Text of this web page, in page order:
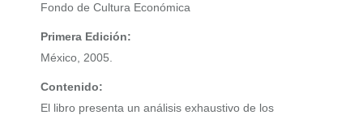
Fondo de Cultura Económica
Primera Edición:
México, 2005.
Contenido:
El libro presenta un análisis exhaustivo de los